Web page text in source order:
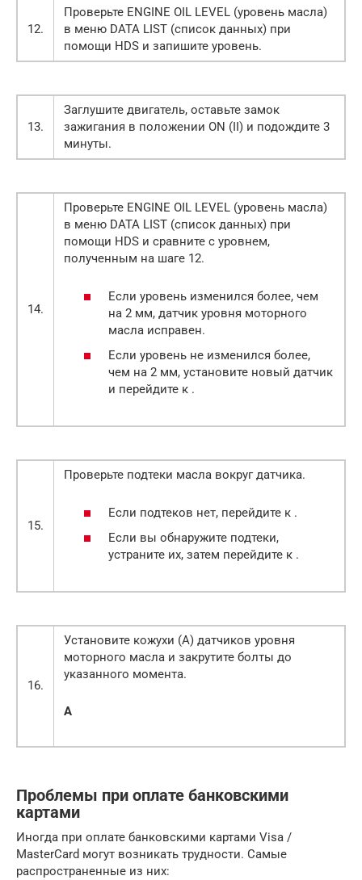
12.
Проверьте ENGINE OIL LEVEL (уровень масла)
в меню DATA LIST (список данных) при
помощи HDS и запишите уровень.
13.
Заглушите двигатель, оставьте замок
зажигания в положении ON (II) и подождите 3
минуты.
14.
Проверьте ENGINE OIL LEVEL (уровень масла)
в меню DATA LIST (список данных) при
помощи HDS и сравните с уровнем,
полученным на шаге 12.
Если уровень изменился более, чем
на 2 мм, датчик уровня моторного
масла исправен.
Если уровень не изменился более,
чем на 2 мм, установите новый датчик
и перейдите к .
15.
Проверьте подтеки масла вокруг датчика.
Если подтеков нет, перейдите к .
Если вы обнаружите подтеки,
устраните их, затем перейдите к .
16.
Установите кожухи (А) датчиков уровня
моторного масла и закрутите болты до
указанного момента.
A
Проблемы при оплате банковскими
картами
Иногда при оплате банковскими картами Visa /
MasterCard могут возникать трудности. Самые
распространенные из них: